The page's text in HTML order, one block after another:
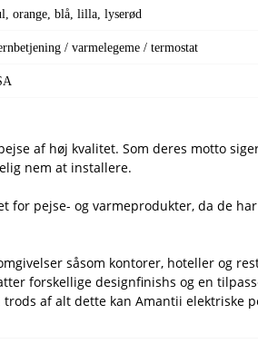
orange, blå, lilla, lyserød
/ varmelegeme / termostat
af høj kvalitet. Som deres motto
nem at installere.
pejse- og varmeprodukter, da de
såsom kontorer, hoteller og
forskellige designfinishs og en
af alt dette kan Amantii elektriske